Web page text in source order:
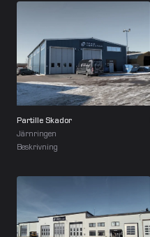
Partille Skador
Järnringen
Beskrivning